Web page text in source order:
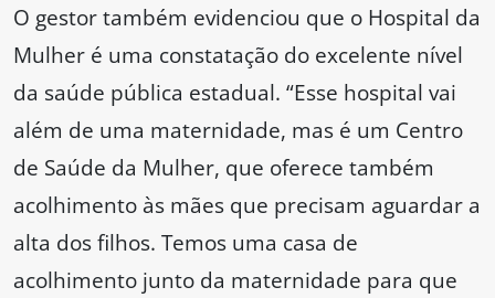
O gestor também evidenciou que o Hospital da
Mulher é uma constatação do excelente nível
da saúde pública estadual. “Esse hospital vai
além de uma maternidade, mas é um Centro
de Saúde da Mulher, que oferece também
acolhimento às mães que precisam aguardar a
alta dos filhos. Temos uma casa de
acolhimento junto da maternidade para que